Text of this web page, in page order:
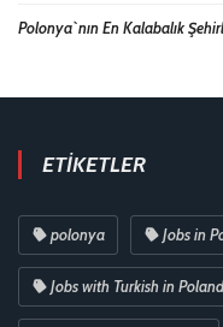
Polonya`nın En Kalabalık
ETIKETLER
polonya Jobs in
Jobs with Turkish in Poland